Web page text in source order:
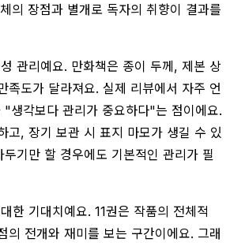
의 장점과 별개로 독자의 취향이 결과를
관리예요. 만화책은 종이 두께, 제본 상
족도가 달라져요. 실제 리뷰에서 자주 언
생각보다 관리가 중요하다"는 점이에요.
고, 장기 보관 시 표지 마모가 생길 수 있
기만 할 경우에도 기본적인 관리가 필
한 기대치예요. 11권은 작품의 전체적
의 전개와 재미를 보는 구간이에요. 그래